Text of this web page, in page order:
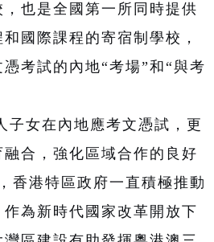
也是全國第一所同時提供
國際課程的寄宿制學校，
考試的內地“考場”和“與考
子女在內地應考文憑試，更
合，強化區域合作的良好
香港特區政府一直積極推動
為新時代國家改革開放下